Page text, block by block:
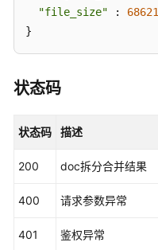
"file_size" : 68621
}
状态码
状态码 描述
200 doc拆分合并结果
400 请求参数异常
401 鉴权异常